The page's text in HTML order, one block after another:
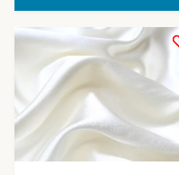
Велюр(ткани)
Вуаль(ткани)
Габардин(ткани)
ГрейБэк(ткани)
Даймонд(трикотаж)